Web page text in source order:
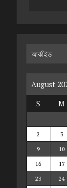
আর্কাইভ
August
S
M
2
3
9
10
16
17
23
24